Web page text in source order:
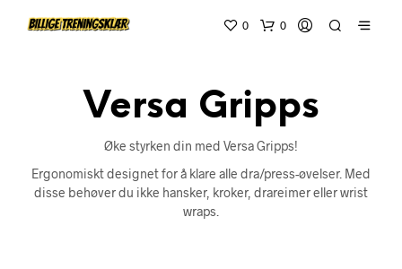
0 0
Versa Gripps
Øke styrken din med Versa Gripps!
Ergonomiskt designet for å klare alle dra/press-øvelser. Med
disse behøver du ikke hansker, kroker, drareimer eller wrist
wraps.